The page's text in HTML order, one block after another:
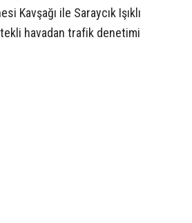
Kavşağı ile Saraycık Işıklı
havadan trafik denetimi